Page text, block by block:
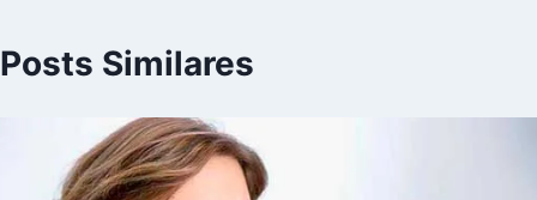
Posts Similares